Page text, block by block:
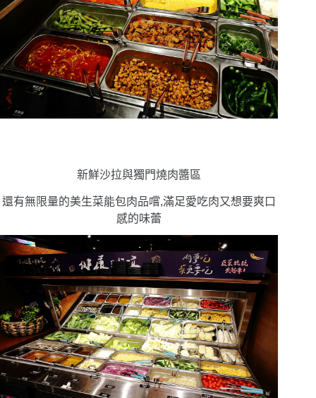
新鮮沙拉與獨門燒肉醬區
還有無限量的美生菜能包肉品嚐,滿足愛吃肉又想要爽口
感的味蕾